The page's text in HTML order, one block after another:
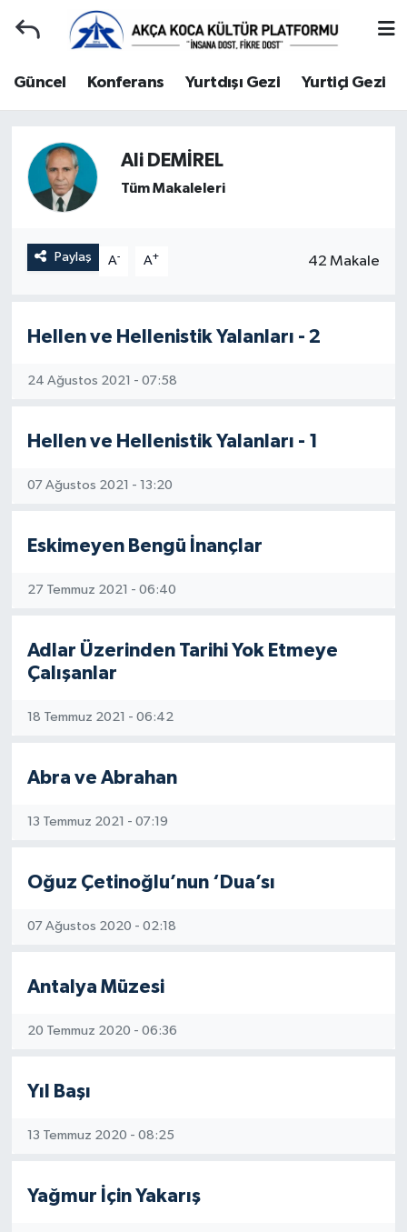
Güncel Konferans Yurtdışı Gezi Yurtiçi Gezi
Ali DEMİREL
Tüm Makaleleri
Paylaş A- A+ 42 Makale
Hellen ve Hellenistik Yalanları - 2
24 Ağustos 2021 - 07:58
Hellen ve Hellenistik Yalanları - 1
07 Ağustos 2021 - 13:20
Eskimeyen Bengü İnançlar
27 Temmuz 2021 - 06:40
Adlar Üzerinden Tarihi Yok Etmeye
Çalışanlar
18 Temmuz 2021 - 06:42
Abra ve Abrahan
13 Temmuz 2021 - 07:19
Oğuz Çetinoğlu’nun ‘Dua’sı
07 Ağustos 2020 - 02:18
Antalya Müzesi
20 Temmuz 2020 - 06:36
Yıl Başı
13 Temmuz 2020 - 08:25
Yağmur İçin Yakarış
Gençlerle Başbaşa
Güncel
Konferans
Yurtdışı Gezi
Ziyaretler
Yönetim Kurulu
Yüksek İstişare Kurulu
Kocaeli Hava Durumu
Kocaeli Namaz Vakitleri
Kocaeli Trafik Yoğunluk Haritası
Süper Lig Puan Durumu ve Fikstür
Son Dakika Haberleri